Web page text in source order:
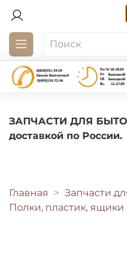
ЗАПЧАСТИ ДЛЯ
доставкой по
Главная
Запчасти
Полки, пластик, ящики